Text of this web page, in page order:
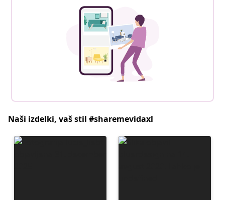
Naši izdelki, vaš stil #sharemevidaxl